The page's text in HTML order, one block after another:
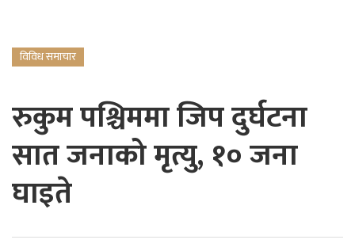
विविध समाचार
रुकुम पश्चिममा जिप दुर्घटना
सात जनाको मृत्यु, १० जना
घाइते